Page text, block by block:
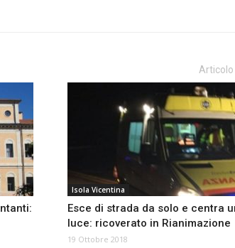
Articolo
Isola Vicentina
Esce di strada da solo e centra
luce: ricoverato in Rianimazione
19 Ottobre 2018